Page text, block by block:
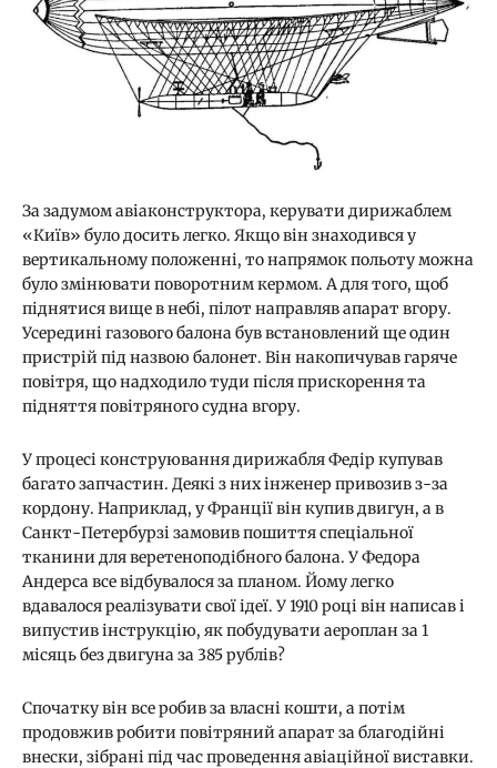
За задумом авіаконструктора, керувати дирижаблем
«Київ» було досить легко. Якщо він знаходився у
вертикальному положенні, то напрямок польоту можна
було змінювати поворотним кермом. А для того, щоб
піднятися вище в небі, пілот направляв апарат вгору.
Усередині газового балона був встановлений ще один
пристрій під назвою балонет. Він накопичував гаряче
повітря, що надходило туди після прискорення та
підняття повітряного судна вгору.
У процесі конструювання дирижабля Федір купував
багато запчастин. Деякі з них інженер привозив з-за
кордону. Наприклад, у Франції він купив двигун, а в
Санкт-Петербурзі замовив пошиття спеціальної
тканини для веретеноподібного балона. У Федора
Андерса все відбувалося за планом. Йому легко
вдавалося реалізувати свої ідеї. У 1910 році він написав і
випустив інструкцію, як побудувати аероплан за 1
місяць без двигуна за 385 рублів?
Спочатку він все робив за власні кошти, а потім
продовжив робити повітряний апарат за благодійні
внески, зібрані під час проведення авіаційної виставки.